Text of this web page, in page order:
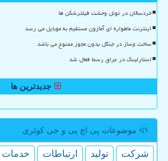
خردسالان در تونل وحشت فیلترشکن ها
اینترنت ماهواره ای آمازون مستقیم به موبایل می رسد
ساخت وساز در جنگل بدون مجوز ممنوع می باشد
استارلینک در عراق رسما فعال شد
جدیدترین ها
موضوعات پی اچ پی و جی كوئری
شركت تولید ارتباطات خدمات